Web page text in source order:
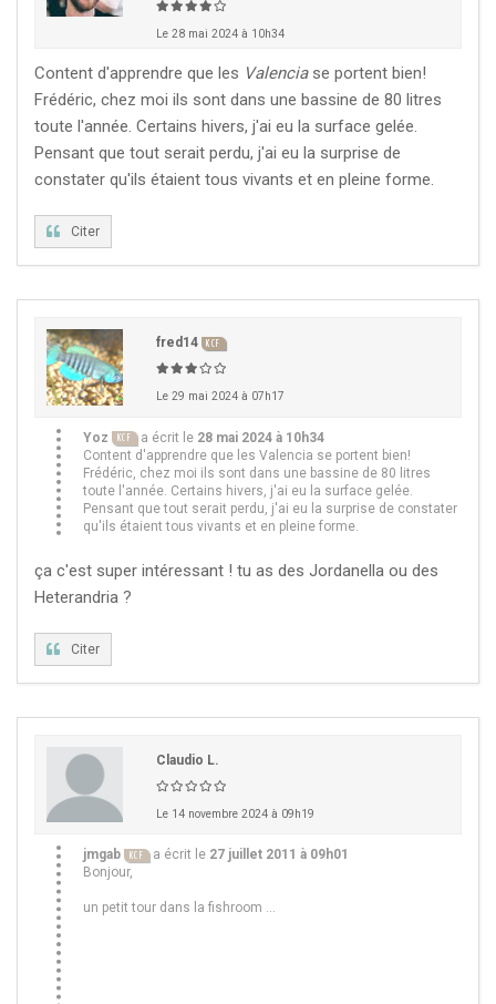
Le 28 mai 2024 à 10h34
Content d'apprendre que les Valenciase portent bien!
Frédéric, chez moi ils sont dans une bassine de 80 litres
toute l'année. Certains hivers, j'ai eu la surface gelée.
Pensant que tout serait perdu, j'ai eu la surprise de
constater qu'ils étaient tous vivants et en pleine forme.
Citer
fred14 KCF
Le 29 mai 2024 à 07h17
Yoz KCF a écrit le 28 mai 2024 à 10h34
Content d'apprendre que les Valencia se portent bien!
Frédéric, chez moi ils sont dans une bassine de 80 litres
toute l'année. Certains hivers, j'ai eu la surface gelée.
Pensant que tout serait perdu, j'ai eu la surprise de constater
qu'ils étaient tous vivants et en pleine forme.
ça c'est super intéressant ! tu as des Jordanella ou des
Heterandria ?
Citer
Claudio L.
Le 14 novembre 2024 à 09h19
jmgab KCF a écrit le 27 juillet 2011 à 09h01
Bonjour,
un petit tour dans la fishroom ...